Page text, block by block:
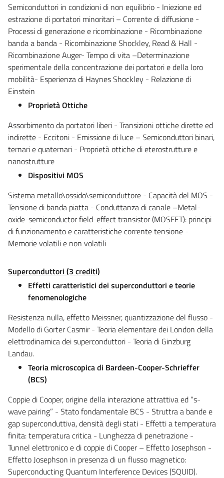
Semiconduttori in condizioni di non equilibrio - Iniezione ed
estrazione di portatori minoritari – Corrente di diffusione -
Processi di generazione e ricombinazione - Ricombinazione
banda a banda - Ricombinazione Shockley, Read & Hall -
Ricombinazione Auger- Tempo di vita –Determinazione
sperimentale della concentrazione dei portatori e della loro
mobilità- Esperienza di Haynes Shockley - Relazione di
Einstein
Proprietà Ottiche
Assorbimento da portatori liberi - Transizioni ottiche dirette ed
indirette - Eccitoni - Emissione di luce – Semiconduttori binari,
ternari e quaternari - Proprietà ottiche di eterostrutture e
nanostrutture
Dispositivi MOS
Sistema metallo\ossido\semiconduttore - Capacità del MOS -
Tensione di banda piatta - Conduttanza di canale –Metal-
oxide-semiconductor field-effect transistor (MOSFET): principi
di funzionamento e caratteristiche corrente tensione -
Memorie volatili e non volatili
Superconduttori (3 crediti)
Effetti caratteristici dei superconduttori e teorie
fenomenologiche
Resistenza nulla, effetto Meissner, quantizzazione del flusso -
Modello di Gorter Casmir - Teoria elementare dei London della
elettrodinamica dei superconduttori - Teoria di Ginzburg
Landau.
Teoria microscopica di Bardeen-Cooper-Schrieffer
(BCS)
Coppie di Cooper, origine della interazione attrattiva ed “s-
wave pairing” - Stato fondamentale BCS - Struttra a bande e
gap superconduttiva, densità degli stati - Effetti a temperatura
finita: temperatura critica - Lunghezza di penetrazione -
Tunnel elettronico e di coppie di Cooper – Effetto Josephson -
Effetto Josephson in presenza di un flusso magnetico:
Superconducting Quantum Interference Devices (SQUID).